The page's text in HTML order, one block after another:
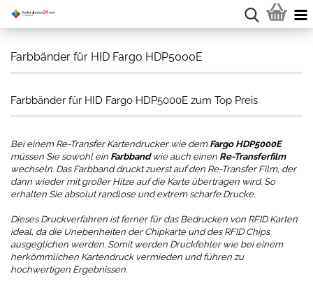
Farbbänder für HID Fargo HDP5000E
Farbbänder für HID Fargo HDP5000E zum Top Preis
Bei einem Re-Transfer Kartendrucker wie dem Fargo HDP5000E
müssen Sie sowohl ein Farbbandwie auch einen Re-Transferfilm
wechseln. Das Farbband druckt zuerst auf den Re-Transfer Film, der
dann wieder mit großer Hitze auf die Karte übertragen wird. So
erhalten Sie absolut randlose und extrem scharfe Drucke.
Dieses Druckverfahren ist ferner für das Bedrucken von RFID Karten
ideal, da die Unebenheiten der Chipkarte und des RFID Chips
ausgeglichen werden. Somit werden Druckfehler wie bei einem
herkömmlichen Kartendruck vermieden und führen zu
hochwertigen Ergebnissen.